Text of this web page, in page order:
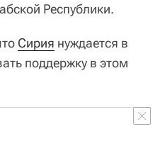
Республики.
Сирия нуждается в
поддержку в этом